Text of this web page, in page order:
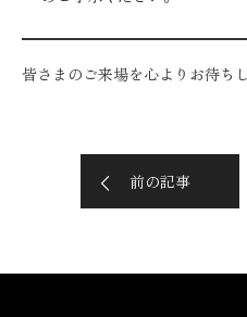
皆さまのご来場を心よりお待ち
前の記事